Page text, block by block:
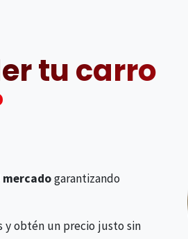
tu carro
mercadogarantizando
y obtén un precio justo sin